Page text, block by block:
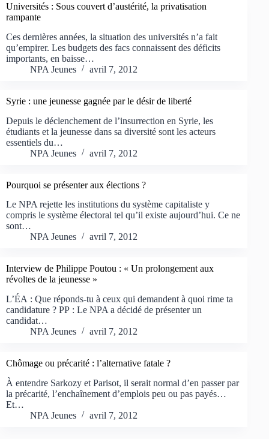
Universités : Sous couvert d’austérité, la privatisation
rampante
Ces dernières années, la situation des universités n’a fait
qu’empirer. Les budgets des facs connaissent des déficits
importants, en baisse…
NPA Jeunes
avril 7, 2012
Syrie : une jeunesse gagnée par le désir de liberté
Depuis le déclenchement de l’insurrection en Syrie, les
étudiants et la jeunesse dans sa diversité sont les acteurs
essentiels du…
NPA Jeunes
avril 7, 2012
Pourquoi se présenter aux élections ?
Le NPA rejette les institutions du système capitaliste y
compris le système électoral tel qu’il existe aujourd’hui. Ce ne
sont…
NPA Jeunes
avril 7, 2012
Interview de Philippe Poutou : « Un prolongement aux
révoltes de la jeunesse »
L’ÉA : Que réponds-tu à ceux qui demandent à quoi rime ta
candidature ? PP : Le NPA a décidé de présenter un
candidat…
NPA Jeunes
avril 7, 2012
Chômage ou précarité : l’alternative fatale ?
À entendre Sarkozy et Parisot, il serait normal d’en passer par
la précarité, l’enchaînement d’emplois peu ou pas payés…
Et…
NPA Jeunes
avril 7, 2012